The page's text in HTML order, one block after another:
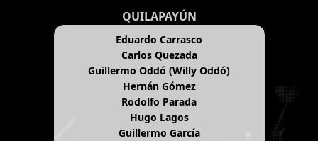
QUILAPAYÚN
Eduardo Carrasco
Carlos Quezada
Guillermo Oddó (Willy Oddó)
Hernán Gómez
Rodolfo Parada
Hugo Lagos
Guillermo García